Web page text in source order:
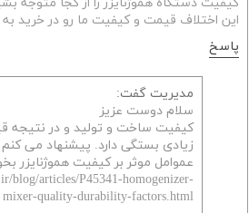
این اختلاف قیمت و کیفیت ما رو در خرید
پاسخ
مدیریت گفت:
سلام دوست عزیز
کیفیت ساخت و تولید و در نتیجه
زیادی بستگی دارد. پیشنهاد می کنم
عموامل موثر بر کیفیت هموژنایزر
blog/articles/P45341-homogenizer-
mixer-quality-durability-factors.html